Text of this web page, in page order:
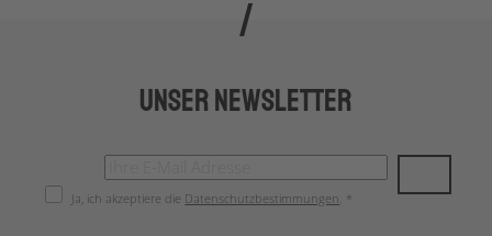
Unser Newsletter
Ja, ich akzeptiere die Datenschutzbestimmungen. *